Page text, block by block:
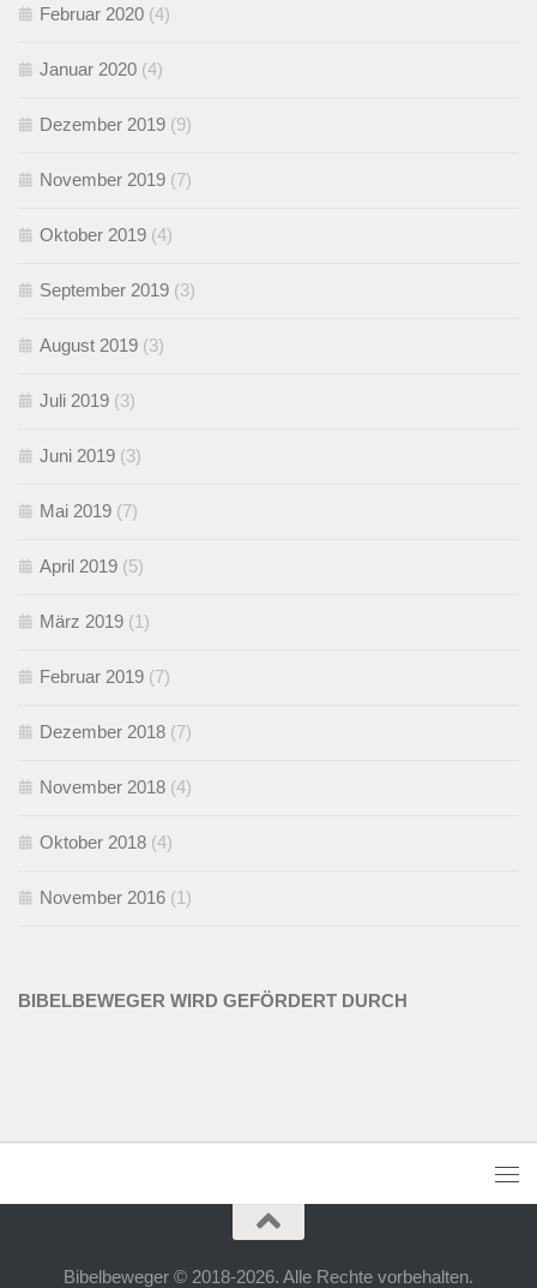
Februar 2020 (4)
Januar 2020 (4)
Dezember 2019 (9)
November 2019 (7)
Oktober 2019 (4)
September 2019 (3)
August 2019 (3)
Juli 2019 (3)
Juni 2019 (3)
Mai 2019 (7)
April 2019 (5)
März 2019 (1)
Februar 2019 (7)
Dezember 2018 (7)
November 2018 (4)
Oktober 2018 (4)
November 2016 (1)
BIBELBEWEGER WIRD GEFÖRDERT DURCH
Bibelbeweger © 2018-2026. Alle Rechte vorbehalten.